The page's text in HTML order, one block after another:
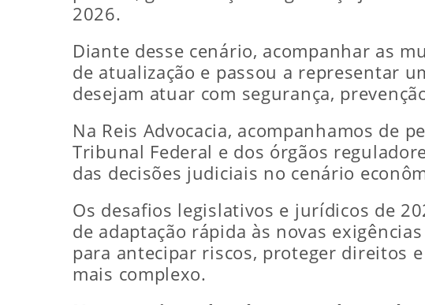
2026.
Diante desse cenário, acompanhar as
de atualização e passou a representar
desejam atuar com segurança,
Na Reis Advocacia, acompanhamos de
Tribunal Federal e dos órgãos
das decisões judiciais no cenário
Os desafios legislativos e jurídicos de
de adaptação rápida às novas
para antecipar riscos, proteger direitos
mais complexo.